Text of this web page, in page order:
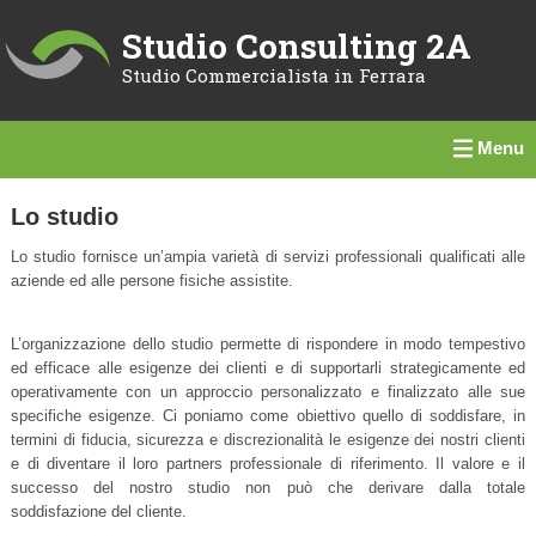
Studio Consulting 2A
Studio Commercialista in Ferrara
Menu
Lo studio
Lo studio fornisce un’ampia varietà di servizi professionali qualificati alle
aziende ed alle persone fisiche assistite.
L’organizzazione dello studio permette di rispondere in modo tempestivo
ed efficace alle esigenze dei clienti e di supportarli strategicamente ed
operativamente con un approccio personalizzato e finalizzato alle sue
specifiche esigenze. Ci poniamo come obiettivo quello di soddisfare, in
termini di fiducia, sicurezza e discrezionalità le esigenze dei nostri clienti
e di diventare il loro partners professionale di riferimento. Il valore e il
successo del nostro studio non può che derivare dalla totale
soddisfazione del cliente.